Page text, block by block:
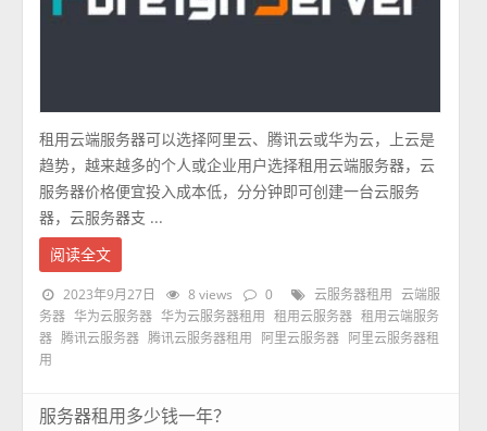
租用云端服务器可以选择阿里云、腾讯云或华为云，上云是
趋势，越来越多的个人或企业用户选择租用云端服务器，云
服务器价格便宜投入成本低，分分钟即可创建一台云服务
器，云服务器支 ...
阅读全文
2023年9月27日 8 views 0 云服务器租用
云端服
务器 华为云服务器 华为云服务器租用 租用云服务器 租用云端服务
器 腾讯云服务器 腾讯云服务器租用 阿里云服务器
阿里云服务器租
用
服务器租用多少钱一年？